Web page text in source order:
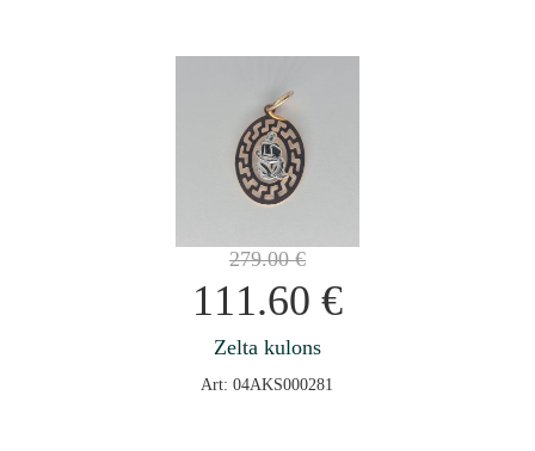
279.00€
111.60 €
Zelta kulons
Art: 04AKS000281